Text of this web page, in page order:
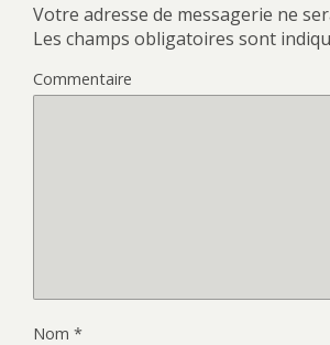
Votre adresse de messagerie ne
Les champs obligatoires sont
Commentaire
Nom *